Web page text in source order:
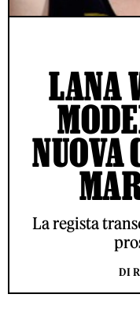
LANA
NUOVA
La regista
DI